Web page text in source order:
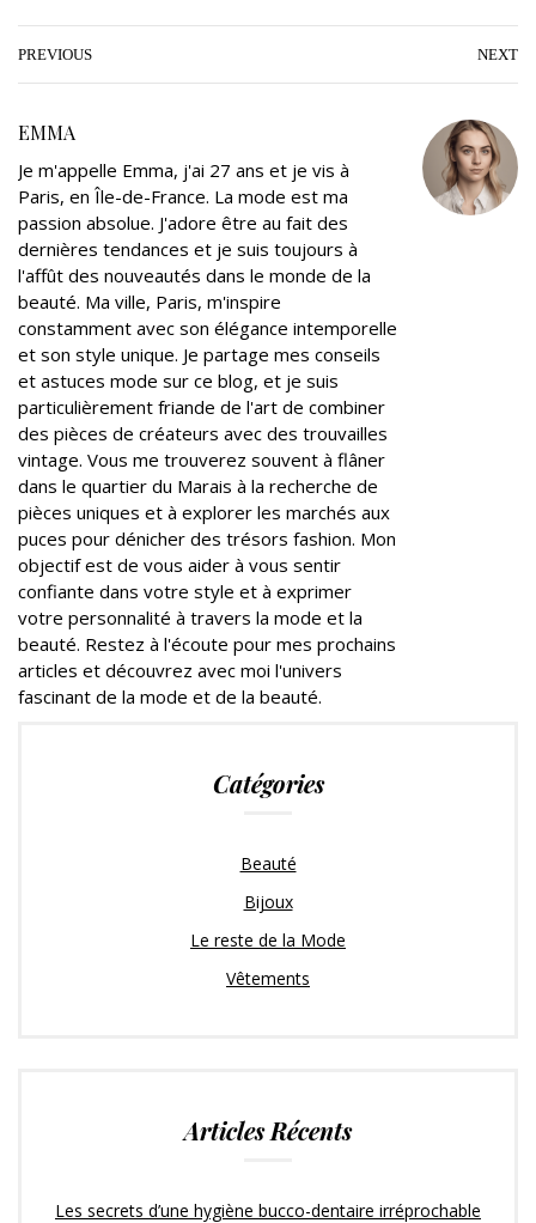
i
t
c
b
k
o
l
n
e
n
n
e
a
l
PREVIOUS NEXT
EMMA
Je m'appelle Emma, j'ai 27 ans et je vis à
Paris, en Île-de-France. La mode est ma
passion absolue. J'adore être au fait des
dernières tendances et je suis toujours à
l'affût des nouveautés dans le monde de la
beauté. Ma ville, Paris, m'inspire
constamment avec son élégance intemporelle
et son style unique. Je partage mes conseils
et astuces mode sur ce blog, et je suis
particulièrement friande de l'art de combiner
des pièces de créateurs avec des trouvailles
vintage. Vous me trouverez souvent à flâner
dans le quartier du Marais à la recherche de
pièces uniques et à explorer les marchés aux
puces pour dénicher des trésors fashion. Mon
objectif est de vous aider à vous sentir
confiante dans votre style et à exprimer
votre personnalité à travers la mode et la
beauté. Restez à l'écoute pour mes prochains
articles et découvrez avec moi l'univers
fascinant de la mode et de la beauté.
Catégories
Beauté
Bijoux
Le reste de la Mode
Vêtements
Articles Récents
Les secrets d’une hygiène bucco-dentaire irréprochable